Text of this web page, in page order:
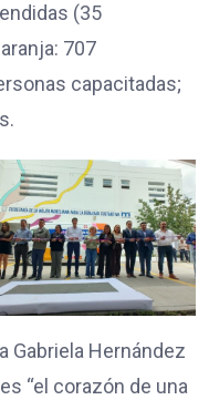
(35
707
capacitadas;
Gabriela Hernández
“el corazón de una